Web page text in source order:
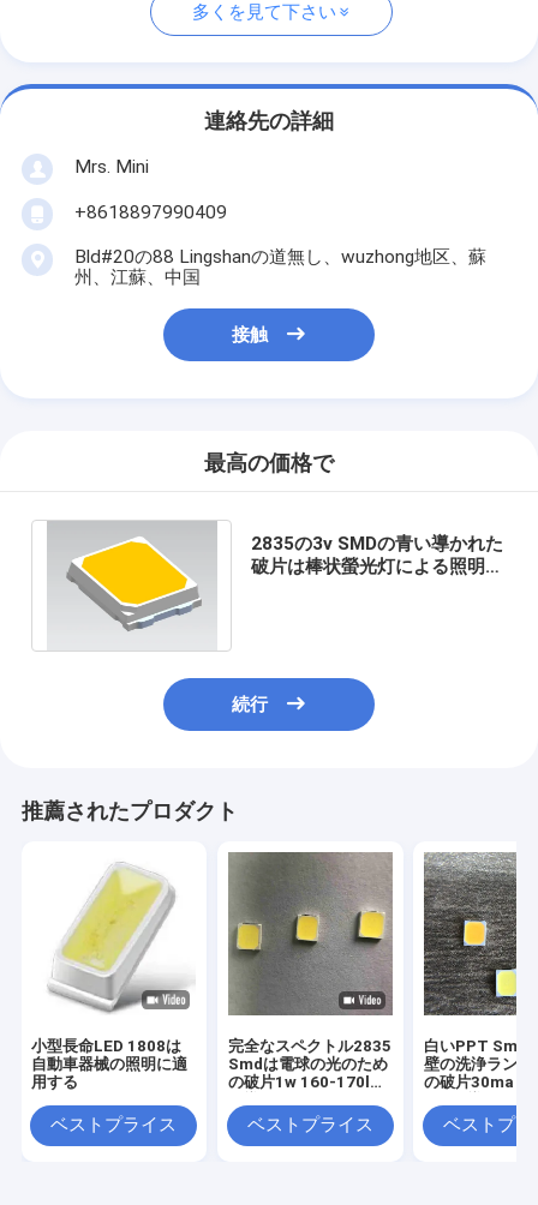
多くを見て下さい
連絡先の詳細
Mrs. Mini
+8618897990409
Bld#20の88 Lingshanの道無し、wuzhong地区、蘇
州、江蘇、中国
接触
最高の価格で
2835の3v SMDの青い導かれた
破片は棒状螢光灯による照明の
続行
推薦されたプロダクト
小型長命LED 1808は
自動車器械の照明に適
用する
ベストプライス
完全なスペクトル2835
Smdは電球の光のため
の破片1w 160-170lm
ベストプライス
白いPPT Smd
壁の洗浄ランプ
の破片30ma
ベストプラ